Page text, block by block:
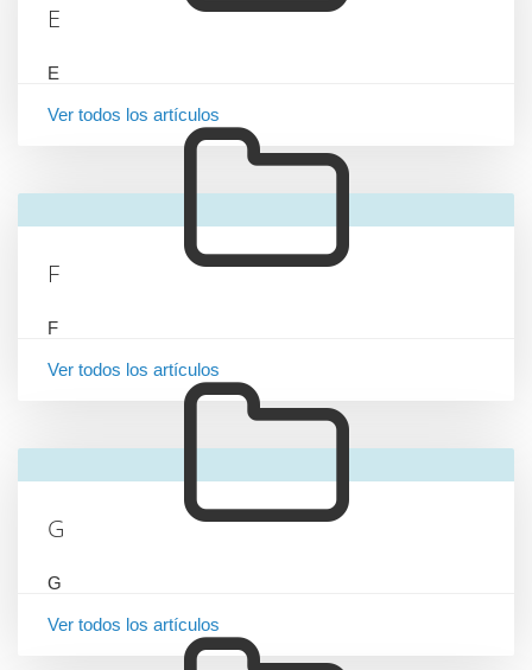
E
E
Ver todos los artículos
F
F
Ver todos los artículos
G
G
Ver todos los artículos